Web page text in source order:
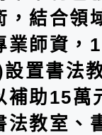
，結合領
業師資，
置書法
補助15萬
法教室、